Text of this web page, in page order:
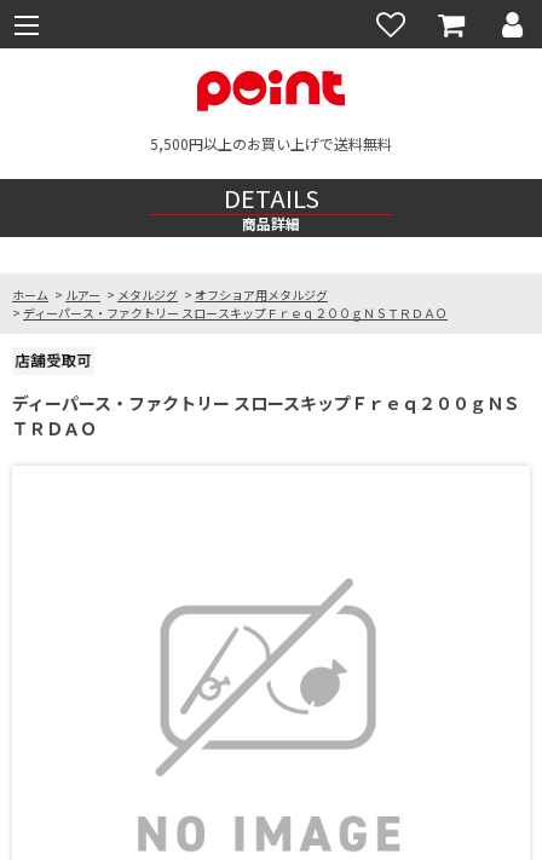
5,500円以上のお買い上げで送料無料
DETAILS
商品詳細
ホーム > ルアー > メタルジグ > オフショア用メタルジグ
> ディーパース・ファクトリー スロースキップＦｒｅｑ２００ｇＮＳＴＲＤＡＯ
ディーパース・ファクトリー スロースキップＦｒｅｑ２００ｇＮＳ
ＴＲＤＡＯ